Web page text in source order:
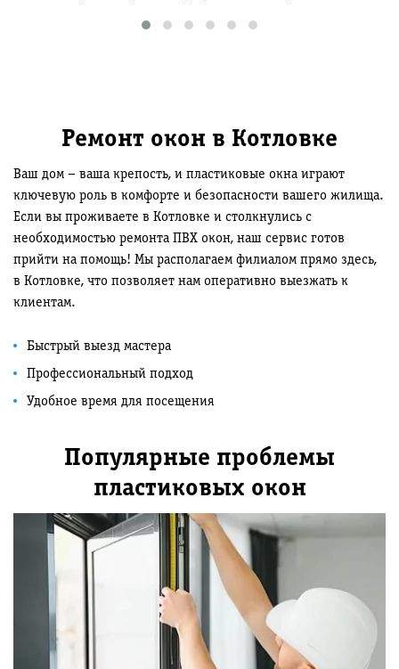
Ремонт окон в Котловке
Ваш дом – ваша крепость, и пластиковые окна играют
ключевую роль в комфорте и безопасности вашего жилища.
Если вы проживаете в Котловке и столкнулись с
необходимостью ремонта ПВХ окон, наш сервис готов
прийти на помощь! Мы располагаем филиалом прямо здесь,
в Котловке, что позволяет нам оперативно выезжать к
клиентам.
Быстрый выезд мастера
Профессиональный подход
Удобное время для посещения
Популярные проблемы
пластиковых окон